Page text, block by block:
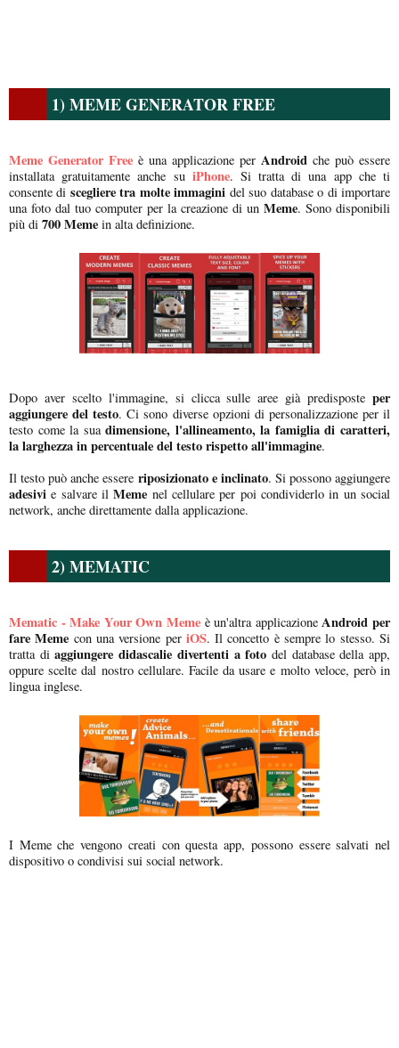
1) MEME GENERATOR FREE
Meme Generator Free è una applicazione per Android che può essere
installata gratuitamente anche su iPhone. Si tratta di una app che ti
consente di scegliere tra molte immagini del suo database o di importare
una foto dal tuo computer per la creazione di un Meme. Sono disponibili
più di 700 Meme in alta definizione.
Dopo aver scelto l'immagine, si clicca sulle aree già predisposte per
aggiungere del testo. Ci sono diverse opzioni di personalizzazione per il
testo come la suadimensione, l'allineamento, la famiglia di caratteri,
la larghezza in percentuale del testo rispetto all'immagine.
Il testo può anche essere riposizionato e inclinato. Si possono aggiungere
adesivie salvare ilMeme nel cellulare per poi condividerlo in un social
network, anche direttamente dalla applicazione.
2) MEMATIC
Mematic - Make Your Own Meme è un'altra applicazioneAndroid per
fare Meme con una versione per iOS. Il concetto è sempre lo stesso. Si
tratta diaggiungere didascalie divertenti a foto del database della app,
oppure scelte dal nostro cellulare. Facile da usare e molto veloce, però in
lingua inglese.
I Meme che vengono creati con questa app, possono essere salvati nel
dispositivo o condivisi sui social network.